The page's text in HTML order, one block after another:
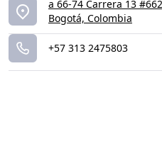
a 66-74 Carrera 13
Bogotá, Colombia
+57 313 2475803